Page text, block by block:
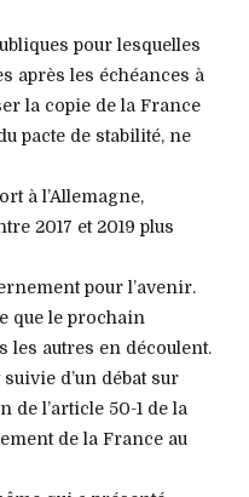
pour lesquelles
après les échéances à
la copie de la France
pacte de stabilité, ne
à l’Allemagne,
2017 et 2019 plus
pour l’avenir.
que le prochain
les autres en découlent.
d’un débat sur
de l’article 50-1 de la
de la France au